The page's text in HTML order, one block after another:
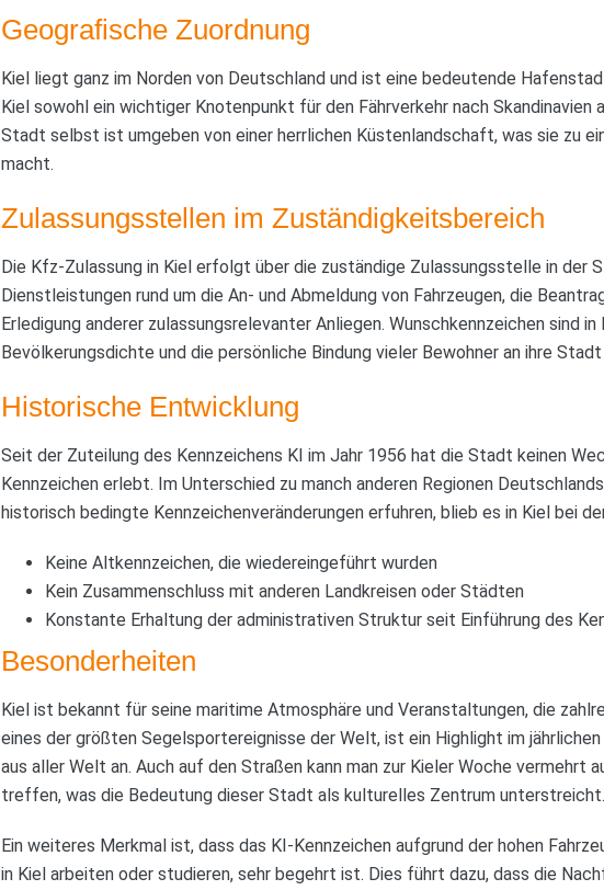
Geografische Zuordnung
Kiel liegt ganz im Norden von Deutschland und ist eine bedeutende
Kiel sowohl ein wichtiger Knotenpunkt für den Fährverkehr nach Skandinavien
Stadt selbst ist umgeben von einer herrlichen Küstenlandschaft, was sie zu
macht.
Zulassungsstellen im Zuständigkeitsbereich
Die Kfz-Zulassung in Kiel erfolgt über die zuständige Zulassungsstelle in der
Dienstleistungen rund um die An- und Abmeldung von Fahrzeugen, die
Erledigung anderer zulassungsrelevanter Anliegen. Wunschkennzeichen sind
Bevölkerungsdichte und die persönliche Bindung vieler Bewohner an ihre
Historische Entwicklung
Seit der Zuteilung des Kennzeichens KI im Jahr 1956 hat die Stadt keinen
Kennzeichen erlebt. Im Unterschied zu manch anderen Regionen
historisch bedingte Kennzeichenveränderungen erfuhren, blieb es in Kiel bei
Keine Altkennzeichen, die wiedereingeführt wurden
Kein Zusammenschluss mit anderen Landkreisen oder Städten
Konstante Erhaltung der administrativen Struktur seit Einführung des
Besonderheiten
Kiel ist bekannt für seine maritime Atmosphäre und Veranstaltungen, die
eines der größten Segelsportereignisse der Welt, ist ein Highlight im
aus aller Welt an. Auch auf den Straßen kann man zur Kieler Woche vermehrt
treffen, was die Bedeutung dieser Stadt als kulturelles Zentrum unterstreicht.
Ein weiteres Merkmal ist, dass das KI-Kennzeichen aufgrund der hohen
in Kiel arbeiten oder studieren, sehr begehrt ist. Dies führt dazu, dass die